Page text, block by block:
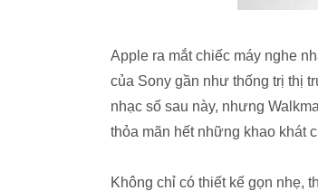
Apple ra mắt chiếc máy nghe
của Sony gần như thống trị thị
nhạc số sau này, nhưng
thỏa mãn hết những khao khát
Không chỉ có thiết kế gọn nhẹ,